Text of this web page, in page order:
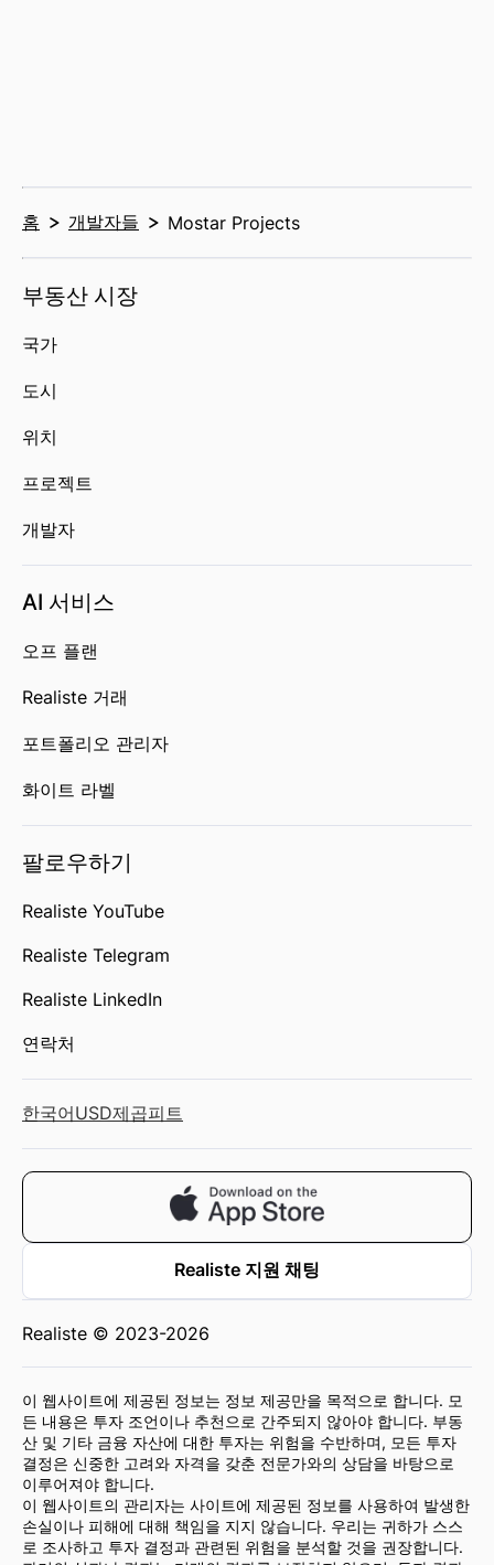
홈 개발자들 Mostar Projects
부동산 시장
국가
도시
위치
프로젝트
개발자
AI 서비스
오프 플랜
Realiste 거래
포트폴리오 관리자
화이트 라벨
팔로우하기
Realiste YouTube
Realiste Telegram
Realiste LinkedIn
연락처
한국어USD제곱피트
Realiste 지원 채팅
Realiste © 2023-2026
이 웹사이트에 제공된 정보는 정보 제공만을 목적으로 합니다. 모
든 내용은 투자 조언이나 추천으로 간주되지 않아야 합니다. 부동
산 및 기타 금융 자산에 대한 투자는 위험을 수반하며, 모든 투자
결정은 신중한 고려와 자격을 갖춘 전문가와의 상담을 바탕으로
이루어져야 합니다.
이 웹사이트의 관리자는 사이트에 제공된 정보를 사용하여 발생한
손실이나 피해에 대해 책임을 지지 않습니다. 우리는 귀하가 스스
로 조사하고 투자 결정과 관련된 위험을 분석할 것을 권장합니다.